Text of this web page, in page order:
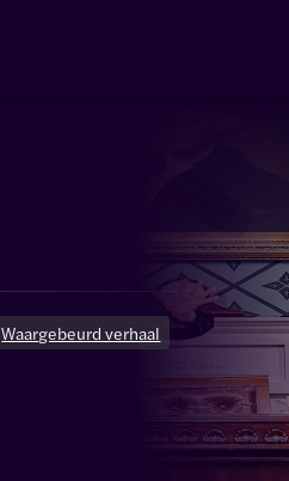
Waargebeurd verhaal